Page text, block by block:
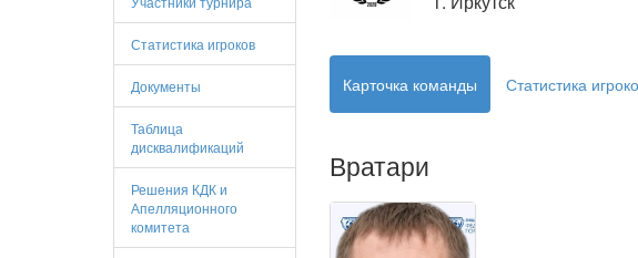
Статистика игроков
Документы
Таблица
дисквалификаций
Решения КДК и
Апелляционного
комитета
Карточка команды Статистика
Вратари